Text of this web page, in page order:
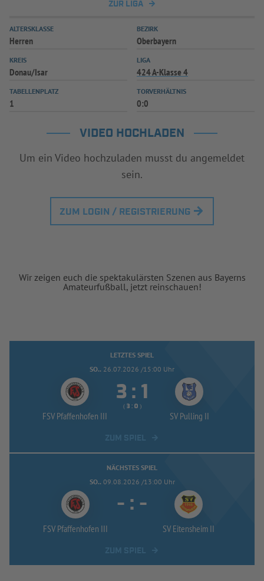
ZUR LIGA
ALTERSKLASSE
Herren
BEZIRK
Oberbayern
KREIS
Donau/Isar
LIGA
424 A-Klasse 4
TABELLENPLATZ
1
TORVERHÄLTNIS
0:0
VIDEO HOCHLADEN
Um ein Video hochzuladen musst du angemeldet
sein.
ZUM LOGIN / REGISTRIERUNG
Wir zeigen euch die spektakulärsten Szenen aus Bayerns
Amateurfußball, jetzt reinschauen!
LETZTES SPIEL
SO.. 26.07.2026 /15:00 Uhr
FSV Pfaffenhofen III
 : 
(  :  )
SV Pulling II
NÄCHSTES SPIEL
SO.. 09.08.2026 /13:00 Uhr
FSV Pfaffenhofen III
- : -
SV Eitensheim II